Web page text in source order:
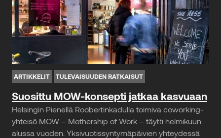
ARTIKKELIT TULEVAISUUDEN RATKAISUT
Suosittu MOW-konsepti jatkaa kasvuaan
Helsingin Pienellä Roobertinkadulla toimiva coworking-
yhteisö MOW – Mothership of Work – täytti helmikuun
alussa vuoden. Yksivuotissyntymäpäivien yhteydessä